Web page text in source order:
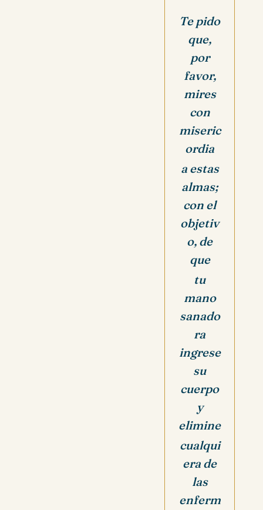
Te pido
que,
por
favor,
mires
con
miseric
ordia
a estas
almas;
con el
objetiv
o, de
que
tu
mano
sanado
ra
ingrese
su
cuerpo
y
elimine
cualqui
era de
las
enferm